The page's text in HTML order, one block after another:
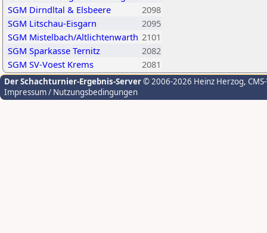
SGM Dirndltal & Elsbeere
2098
SGM Litschau-Eisgarn
2095
SGM Mistelbach/Altlichtenwarth 2101
SGM Sparkasse Ternitz
2082
SGM SV-Voest Krems
2081
Der Schachturnier-Ergebnis-Server© 2006-2026 Heinz Herzog,
Impressum / Nutzungsbedingungen